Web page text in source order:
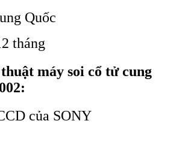
Quốc
tháng
máy soi cổ tử cung
CCD của SONY